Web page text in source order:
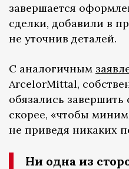
завершается
сделки, добавили в
не уточнив деталей.
С аналогичным
ArcelorMittal,
обязались
скорее, «чтобы
не приведя никаких
Ни одна из